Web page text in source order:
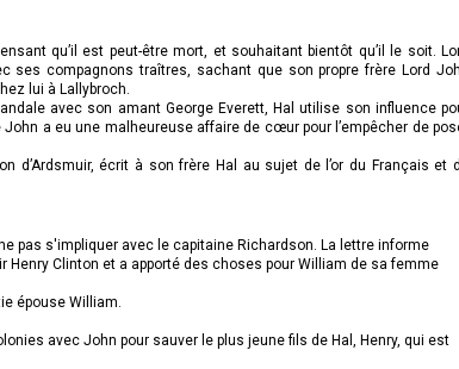
qu’il est peut-être mort, et souhaitant bientôt qu’il le soit.
ses compagnons traîtres, sachant que son propre frère Lord
lui à Lallybroch.
avec son amant George Everett, Hal utilise son influence
a eu une malheureuse affaire de cœur pour l’empêcher de
d’Ardsmuir, écrit à son frère Hal au sujet de l’or du Français et
pas s'impliquer avec le capitaine Richardson. La lettre informe
Clinton et a apporté des choses pour William de sa femme
épouse William.
avec John pour sauver le plus jeune fils de Hal, Henry, qui est